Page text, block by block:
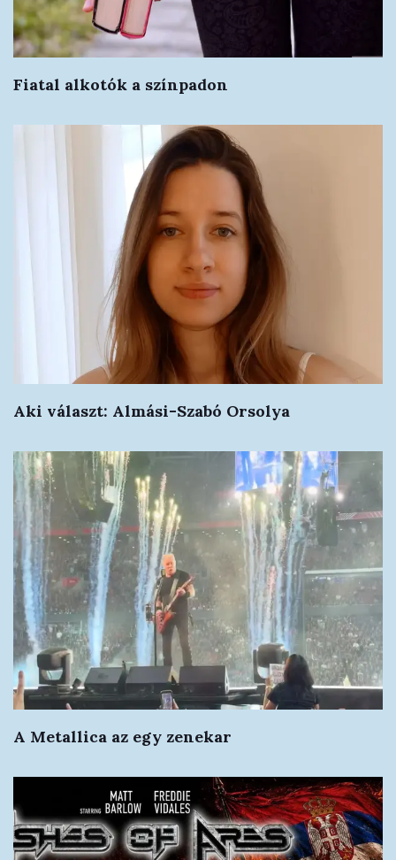
Fiatal alkotók a színpadon
Aki választ: Almási-Szabó Orsolya
A Metallica az egy zenekar